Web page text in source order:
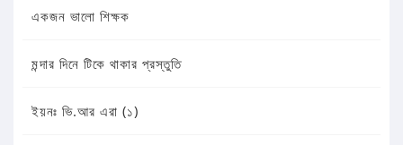
একজন ভালো শিক্ষক
মন্দার দিনে টিকে থাকার প্রস্তুতি
ইয়নঃ ভি.আর এরা (১)